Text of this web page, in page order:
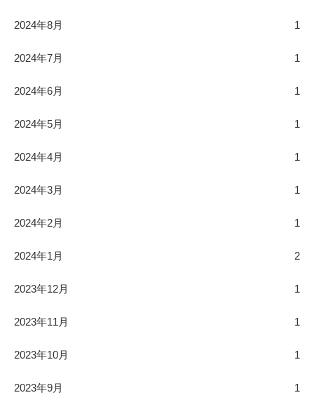
2024年8月 1
2024年7月 1
2024年6月 1
2024年5月 1
2024年4月 1
2024年3月 1
2024年2月 1
2024年1月 2
2023年12月 1
2023年11月 1
2023年10月 1
2023年9月 1